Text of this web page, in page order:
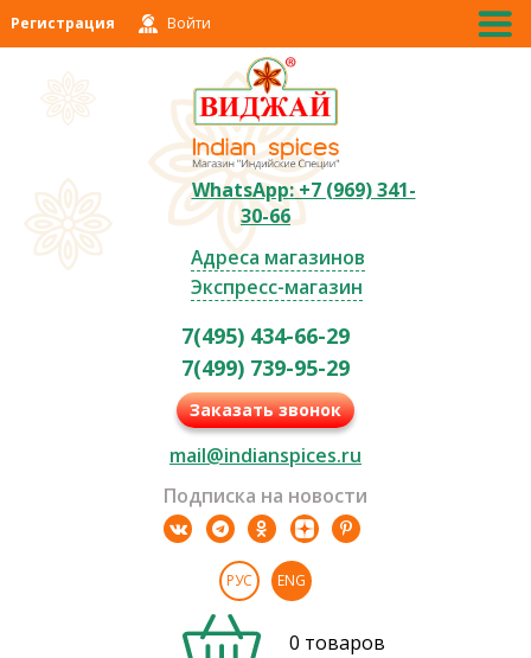
Регистрация Войти
WhatsApp: +7 (969) 341-
30-66
Адреса магазинов
Экспресс-магазин
7(495) 434-66-29
7(499) 739-95-29
Заказать звонок
mail@indianspices.ru
Подписка на новости
РУС ENG
0 товаров